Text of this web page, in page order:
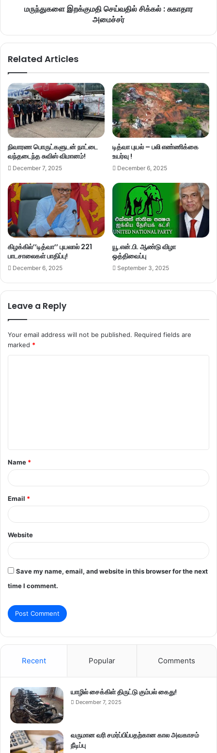
மருந்துகளை இறக்குமதி செய்வதில் சிக்கல் : சுகாதார
அமைச்சர்
Related Articles
நிவாரண பொருட்களுடன் நாட்டை
வந்தடைந்த சுவிஸ் விமானம்!
December 7, 2025
டித்வா புயல் – பலி எண்ணிக்கை
உயர்வு !
December 6, 2025
கிழக்கில்’’டித்வா’’ புயலால் 221
பாடசாலைகள் பாதிப்பு!
December 6, 2025
யூ.என்.பி. ஆண்டு விழா
ஒத்திவைப்பு
September 3, 2025
Leave a Reply
Your email address will not be published. Required fields are
marked *
t
*
Name *
Email *
Website
Save my name, email, and website in this browser for the next
time I comment.
Recent Popular Comments
யாழில் சைக்கிள் திருட்டு கும்பல் கைது!
December 7, 2025
வருமான வரி சமர்ப்பிப்பதற்கான கால அவகாசம்
நீடிப்பு